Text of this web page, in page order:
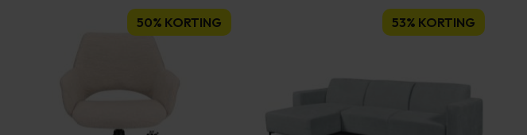
50% KORTING 53% KORTING